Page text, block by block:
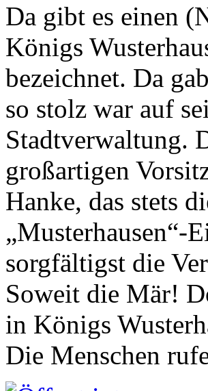
Da gibt es einen
Königs
bezeichnet. Da
so stolz war auf
Stadtverwaltung.
großartigen
Hanke, das stets
„Musterhausen“-
sorgfältigst die
Soweit die Mär!
in Königs
Die Menschen